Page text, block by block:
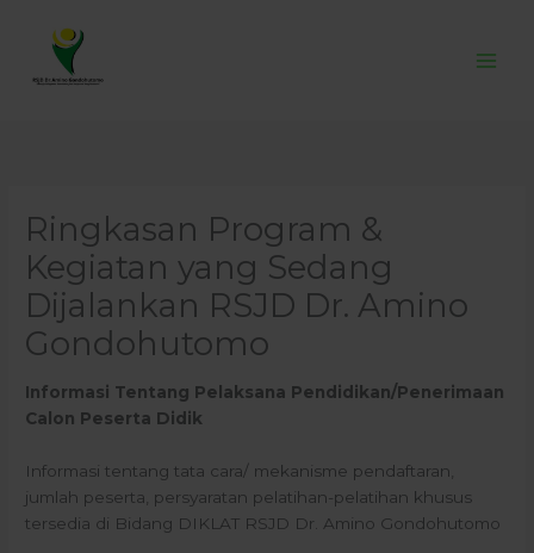
content
Ringkasan Program &
Kegiatan yang Sedang
Dijalankan RSJD Dr. Amino
Gondohutomo
Informasi Tentang Pelaksana Pendidikan/Penerimaan
Calon Peserta Didik
Informasi tentang tata cara/ mekanisme pendaftaran,
jumlah peserta, persyaratan pelatihan-pelatihan khusus
tersedia di Bidang DIKLAT RSJD Dr. Amino Gondohutomo